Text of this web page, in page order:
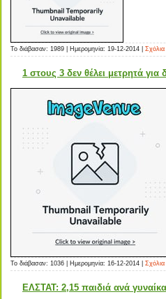
Το διάβασαν: 1989 | Ημερομηνία: 19-12-2014
1 στους 3 δεν θέλει μετρητά
Το διάβασαν: 1036 | Ημερομηνία: 16-12-2014
ΕΛΣΤΑΤ: 2,15 παιδιά ανά